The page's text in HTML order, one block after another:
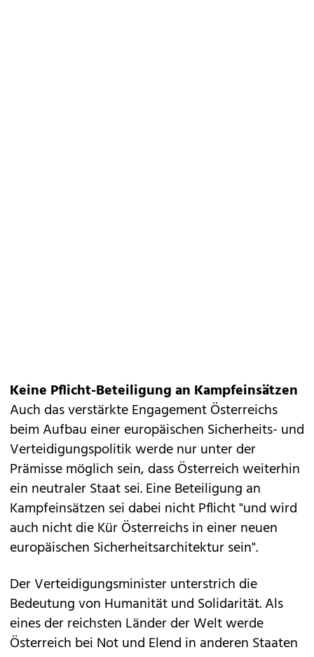
Keine Pflicht-Beteiligung an Kampfeinsätzen
Auch das verstärkte Engagement Österreichs
beim Aufbau einer europäischen Sicherheits- und
Verteidigungspolitik werde nur unter der
Prämisse möglich sein, dass Österreich weiterhin
ein neutraler Staat sei. Eine Beteiligung an
Kampfeinsätzen sei dabei nicht Pflicht "und wird
auch nicht die Kür Österreichs in einer neuen
europäischen Sicherheitsarchitektur sein".
Der Verteidigungsminister unterstrich die
Bedeutung von Humanität und Solidarität. Als
eines der reichsten Länder der Welt werde
Österreich bei Not und Elend in anderen Staaten